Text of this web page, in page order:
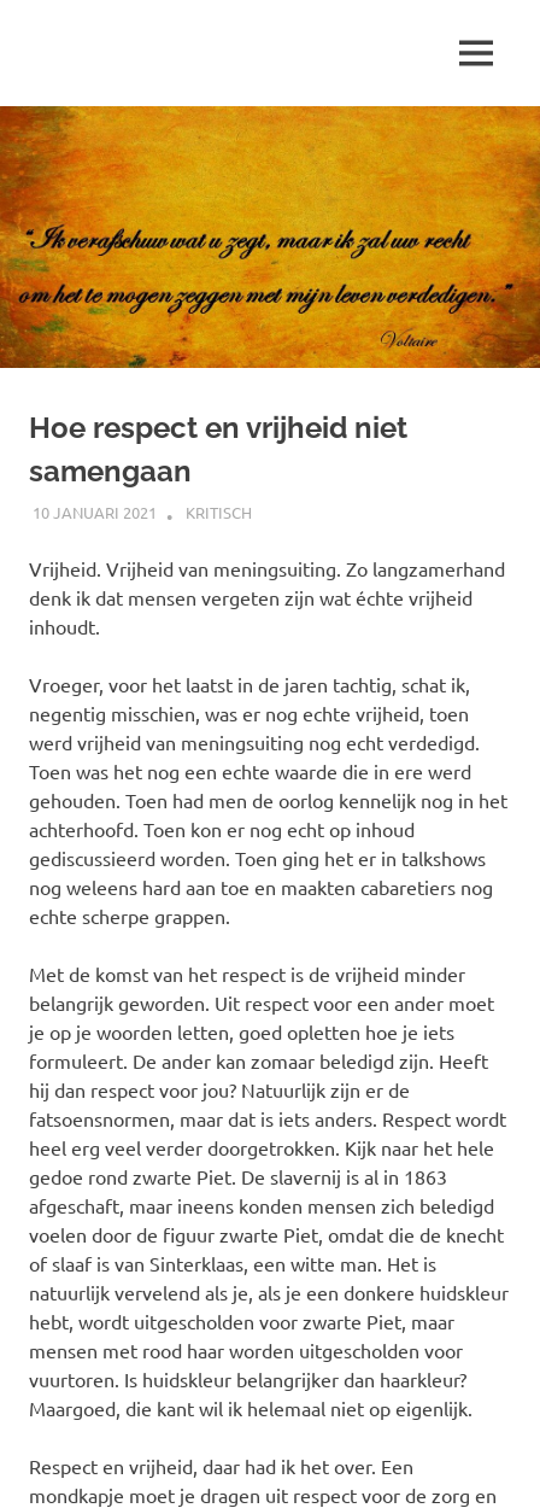
inhoud
schrijft
over
…
MENU
Hoe respect en vrijheid niet
samengaan
10 JANUARI 2021 MARJOLEIN
KRITISCH
Vrijheid. Vrijheid van meningsuiting. Zo langzamerhand
denk ik dat mensen vergeten zijn wat échte vrijheid
inhoudt.
Vroeger, voor het laatst in de jaren tachtig, schat ik,
negentig misschien, was er nog echte vrijheid, toen
werd vrijheid van meningsuiting nog echt verdedigd.
Toen was het nog een echte waarde die in ere werd
gehouden. Toen had men de oorlog kennelijk nog in het
achterhoofd. Toen kon er nog echt op inhoud
gediscussieerd worden. Toen ging het er in talkshows
nog weleens hard aan toe en maakten cabaretiers nog
echte scherpe grappen.
Met de komst van het respect is de vrijheid minder
belangrijk geworden. Uit respect voor een ander moet
je op je woorden letten, goed opletten hoe je iets
formuleert. De ander kan zomaar beledigd zijn. Heeft
hij dan respect voor jou? Natuurlijk zijn er de
fatsoensnormen, maar dat is iets anders. Respect wordt
heel erg veel verder doorgetrokken. Kijk naar het hele
gedoe rond zwarte Piet. De slavernij is al in 1863
afgeschaft, maar ineens konden mensen zich beledigd
voelen door de figuur zwarte Piet, omdat die de knecht
of slaaf is van Sinterklaas, een witte man. Het is
natuurlijk vervelend als je, als je een donkere huidskleur
hebt, wordt uitgescholden voor zwarte Piet, maar
mensen met rood haar worden uitgescholden voor
vuurtoren. Is huidskleur belangrijker dan haarkleur?
Maargoed, die kant wil ik helemaal niet op eigenlijk.
Respect en vrijheid, daar had ik het over. Een
mondkapje moet je dragen uit respect voor de zorg en